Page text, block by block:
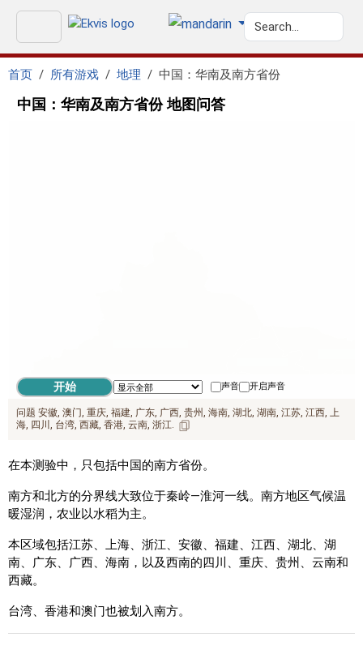
首页 所有游戏 地理 中国：华南及南方省份
中国：华南及南方省份 地图问答
声音 开启声音
问题 安徽 澳门 重庆 福建 广东 广西 贵州 海南 湖北 湖南 江苏 江西
上
海 四川 台湾 西藏 香港 云南 浙江
在本测验中，只包括中国的南方省份。
南方和北方的分界线大致位于秦岭—淮河一线。南方地区气候温
暖湿润，农业以水稻为主。
本区域包括江苏、上海、浙江、安徽、福建、江西、湖北、湖
南、广东、广西、海南，以及西南的四川、重庆、贵州、云南和
西藏。
台湾、香港和澳门也被划入南方。